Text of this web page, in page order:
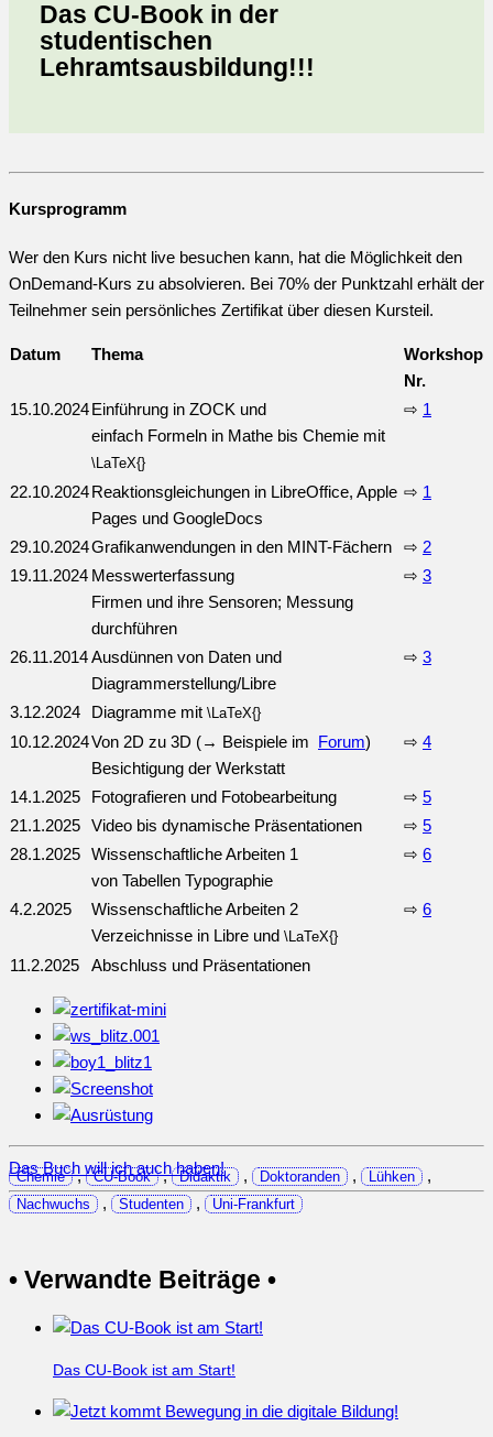
Das CU-Book in der
studentischen
Lehramtsausbildung!!!
Kursprogramm
Wer den Kurs nicht live besuchen kann, hat die Möglichkeit den
OnDemand-Kurs zu absolvieren. Bei 70% der Punktzahl erhält der
Teilnehmer sein persönliches Zertifikat über diesen Kursteil.
Datum Thema
Workshop
Nr.
15.10.2024Einführung in ZOCK und
einfach Formeln in Mathe bis Chemie mit
\LaTeX{}
⇨ 1
22.10.2024Reaktionsgleichungen in LibreOffice, Apple
Pages und GoogleDocs
⇨ 1
29.10.2024Grafikanwendungen in den MINT-Fächern ⇨ 2
19.11.2024 Messwerterfassung
Firmen und ihre Sensoren; Messung
durchführen
⇨ 3
26.11.2014Ausdünnen von Daten und
Diagrammerstellung/Libre
⇨ 3
3.12.2024 Diagramme mit \LaTeX{}
10.12.2024Von 2D zu 3D (→ Beispiele im Forum)
Besichtigung der Werkstatt
⇨ 4
14.1.2025 Fotografieren und Fotobearbeitung ⇨ 5
21.1.2025 Video bis dynamische Präsentationen ⇨ 5
28.1.2025 Wissenschaftliche Arbeiten 1
von Tabellen Typographie
⇨ 6
4.2.2025
Wissenschaftliche Arbeiten 2
Verzeichnisse in Libre und \LaTeX{}
⇨ 6
11.2.2025 Abschluss und Präsentationen
Das Buch will ich auch haben!
Chemie , CU-Book , Didaktik , Doktoranden , Lühken ,
Nachwuchs , Studenten , Uni-Frankfurt
• Verwandte Beiträge •
Das CU-Book ist am Start!